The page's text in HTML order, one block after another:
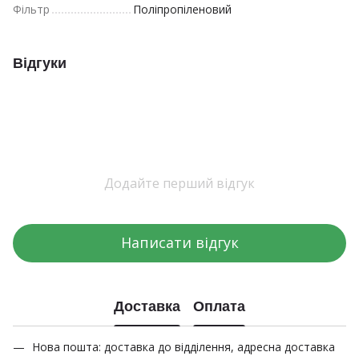
Фільтр Поліпропіленовий
Відгуки
Додайте перший відгук
Написати відгук
Доставка Оплата
Нова пошта: доставка до відділення, адресна доставка